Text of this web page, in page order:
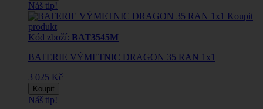
Náš tip!
Koupit
produkt
Kód zboží: BAT3545M
BATERIE VÝMETNIC DRAGON 35 RAN 1x1
3 025 Kč
Koupit
Náš tip!